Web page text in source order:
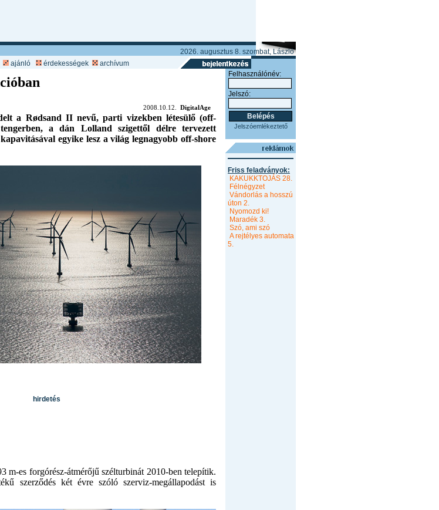
2026. augusztus 8. szombat, László
ajánló érdekességek
archívum
2008.10.12. DigitalAge
a Rødsand II nevű, parti vizekben létesülő (off-
a dán Lolland szigettől délre tervezett
egyike lesz a világ legnagyobb off-shore
hirdetés
m-es forgórész-átmérőjű szélturbinát 2010-ben telepítik.
szerződés két évre szóló szerviz-megállapodást is
Felhasználónév:
Jelszó:
Jelszóemlékeztető
Friss feladványok:
KAKUKKTOJÁS 28.
Félnégyzet
Vándorlás a hosszú
úton 2.
Nyomozd ki!
Maradék 3.
Szó, ami szó
A rejtélyes automata
5.